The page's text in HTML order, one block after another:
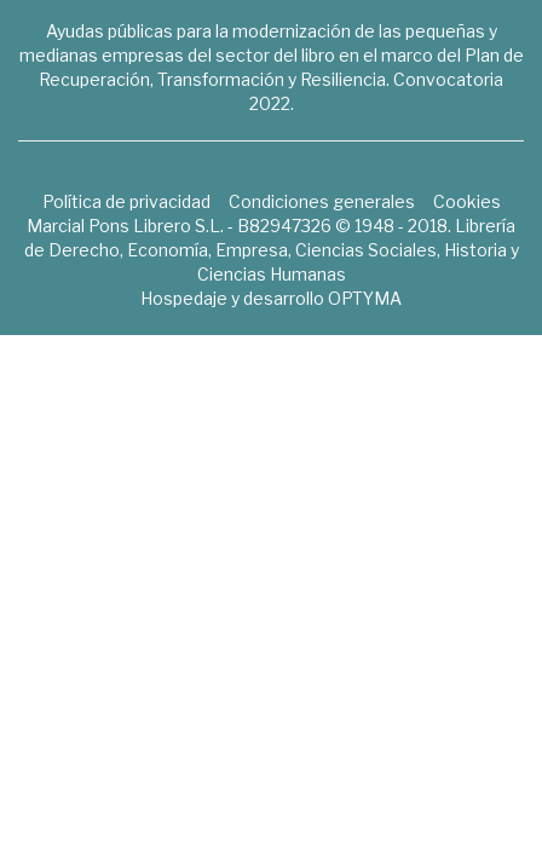
Ayudas públicas para la modernización de las pequeñas y
medianas empresas del sector del libro en el marco del Plan de
Recuperación, Transformación y Resiliencia. Convocatoria
2022.
Política de privacidad Condiciones generales
Cookies
Marcial Pons Librero S.L. - B82947326 © 1948 - 2018. Librería
de Derecho, Economía, Empresa, Ciencias Sociales, Historia y
Ciencias Humanas
Hospedaje y desarrollo OPTYMA